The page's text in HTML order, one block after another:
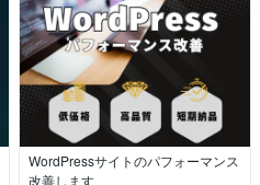
WordPressサイトのパフォーマンス
改善します